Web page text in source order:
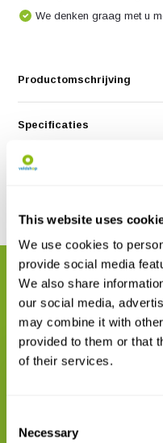
This website uses
We use cookies to
provide social media
We also share
our social media,
may combine it with
provided to them or that
of their services.
Selection
Necessary
We denken graag met u
Productomschrijving
Specificaties
Reviews
Delen
GERELATEERDE PRODUCTEN
Maak uw bestelling
Poaceae d'Italia /